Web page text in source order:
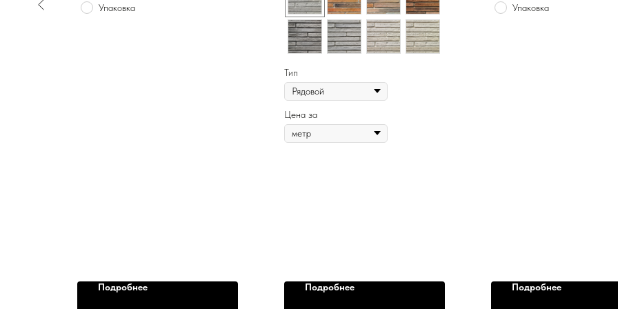
Упаковка
Подробнее
Тип
Цена за
Подробнее
Упаковка
Подробнее